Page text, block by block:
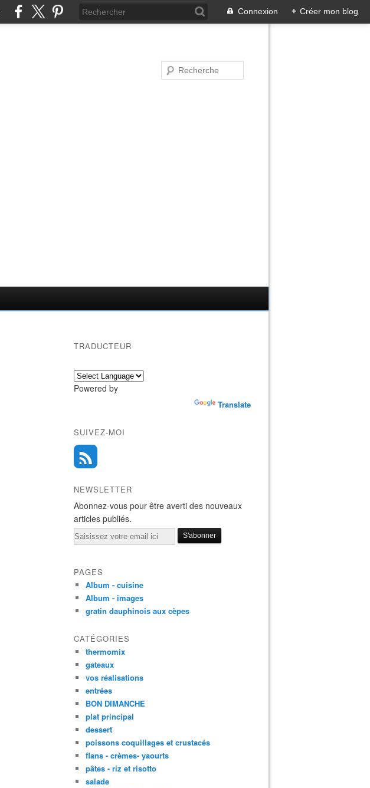
Connexion + Créer mon blog
TRADUCTEUR
Powered by
Translate
SUIVEZ-MOI
NEWSLETTER
Abonnez-vous pour être averti des nouveaux
articles publiés.
Email
PAGES
Album - cuisine
Album - images
gratin dauphinois aux cèpes
CATÉGORIES
thermomix
gateaux
vos réalisations
entrées
BON DIMANCHE
plat principal
dessert
poissons coquillages et crustacés
flans - crèmes- yaourts
pâtes - riz et risotto
salade